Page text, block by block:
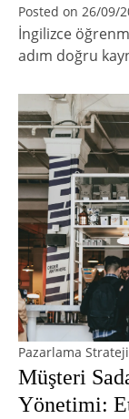
Posted on 26/09/
İngilizce
adım doğru
Pazarlama
Müşteri
Yönetimi: